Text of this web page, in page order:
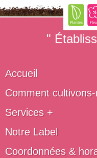
"
Accueil
Comment
Services +
Notre Label
Coordonnées &